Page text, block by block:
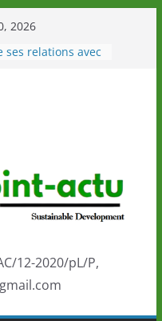
2026
ses relations avec
d’Ivoire
un nouveau tirage
au Togo sur
au-delà des
ses athlètes
de la politique
de
12-2020/pL/P,